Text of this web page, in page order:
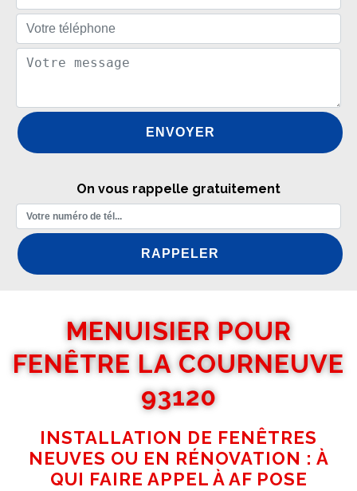
On vous rappelle gratuitement
MENUISIER POUR
FENÊTRE LA COURNEUVE
93120
INSTALLATION DE FENÊTRES
NEUVES OU EN RÉNOVATION : À
QUI FAIRE APPEL À AF POSE